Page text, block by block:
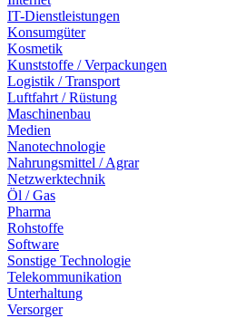
IT-Dienstleistungen
Konsumgüter
Kosmetik
Kunststoffe / Verpackungen
Logistik / Transport
Luftfahrt / Rüstung
Maschinenbau
Medien
Nanotechnologie
Nahrungsmittel / Agrar
Netzwerktechnik
Öl / Gas
Pharma
Rohstoffe
Software
Sonstige Technologie
Telekommunikation
Unterhaltung
Versorger